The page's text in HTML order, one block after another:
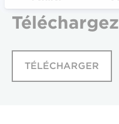
Téléchargez
TÉLÉCHARGER